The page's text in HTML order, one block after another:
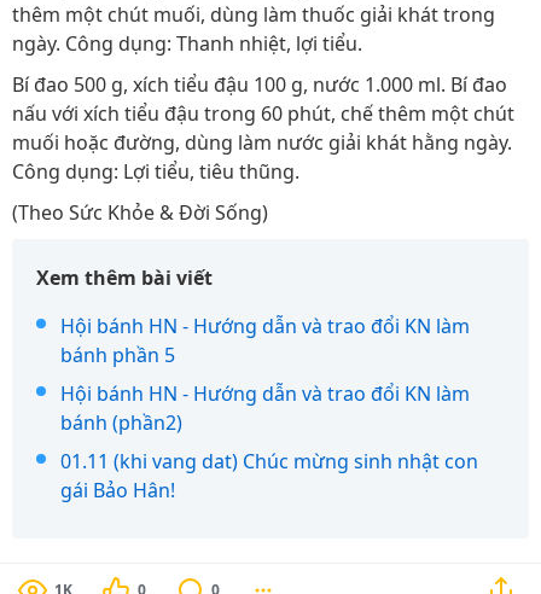
thêm một chút muối, dùng làm thuốc giải khát trong
ngày. Công dụng: Thanh nhiệt, lợi tiểu.
Bí đao 500 g, xích tiểu đậu 100 g, nước 1.000 ml. Bí đao
nấu với xích tiểu đậu trong 60 phút, chế thêm một chút
muối hoặc đường, dùng làm nước giải khát hằng ngày.
Công dụng: Lợi tiểu, tiêu thũng.
(Theo Sức Khỏe & Đời Sống)
Xem thêm bài viết
Hội bánh HN - Hướng dẫn và trao đổi KN làm
bánh phần 5
Hội bánh HN - Hướng dẫn và trao đổi KN làm
bánh (phần2)
01.11 (khi vang dat) Chúc mừng sinh nhật con
gái Bảo Hân!
1K 0 0